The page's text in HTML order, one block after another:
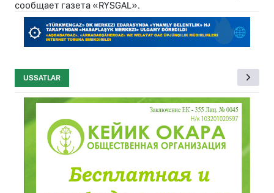
сообщает газета «RYSGAL».
USSATLAR